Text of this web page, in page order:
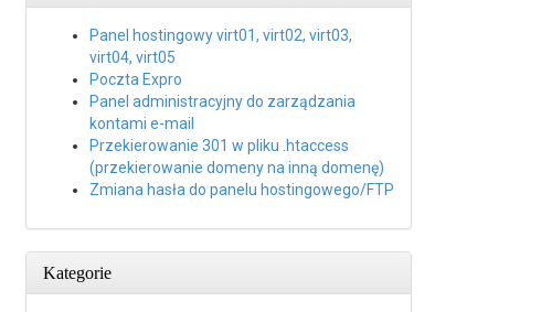
Panel hostingowy virt01, virt02, virt03,
virt04, virt05
Poczta Expro
Panel administracyjny do zarządzania
kontami e-mail
Przekierowanie 301 w pliku .htaccess
(przekierowanie domeny na inną domenę)
Zmiana hasła do panelu hostingowego/FTP
Kategorie